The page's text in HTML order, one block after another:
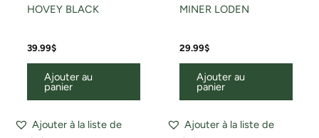
HOVEY BLACK
39.99$
Ajouter au
panier
Ajouter à la liste de
MINER LODEN
29.99$
Ajouter au
panier
Ajouter à la liste de